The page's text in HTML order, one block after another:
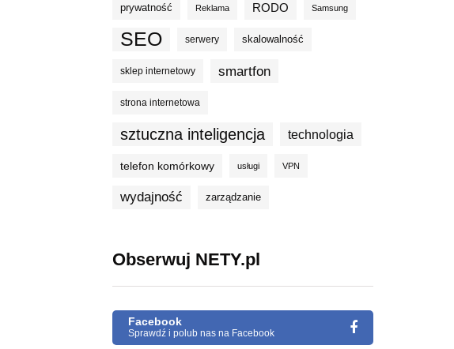
prywatność Reklama RODO Samsung
SEO serwery skalowalność
sklep internetowy smartfon
strona internetowa
sztuczna inteligencja technologia
telefon komórkowy usługi VPN
wydajność zarządzanie
Obserwuj NETY.pl
Facebook
Sprawdź i polub nas na Facebook